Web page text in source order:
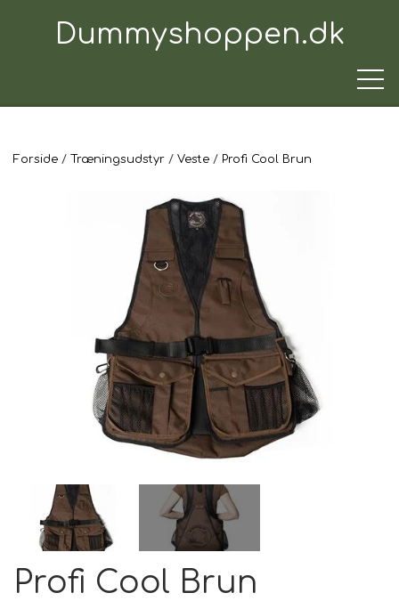
Dummyshoppen.dk
TRÆNINGSUDSTYR
TIL HUNDEN
TIL HUNDEFØREREN
TIL BILEN
FODER & FODER
TILSKUD
PRÆMIER & GAVER
Forside Træningsudstyr Veste Profi Cool Brun
Profi Cool Brun